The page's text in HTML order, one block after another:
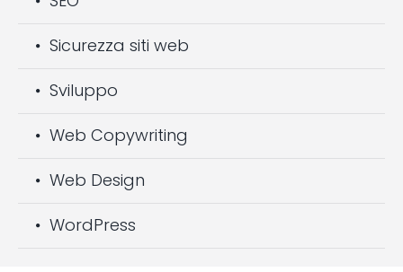
Sicurezza siti web
Sviluppo
Web Copywriting
Web Design
WordPress